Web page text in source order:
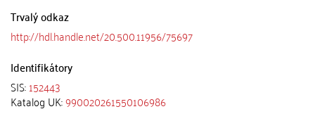
Trvalý odkaz
http://hdl.handle.net/20.500.11956/75697
Identifikátory
SIS:152443
Katalog UK:990020261550106986